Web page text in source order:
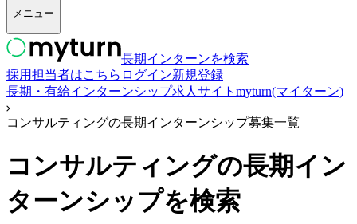
メニュー
長期インターンを検索
採用担当者はこちら ログイン新規登録
長期・有給インターンシップ求人サイトmyturn(マイターン)
コンサルティングの長期インターンシップ募集一覧
コンサルティングの長期イン
ターンシップを検索